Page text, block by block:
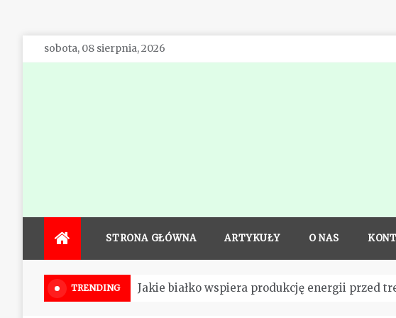
Skip
to
sobota, 08 sierpnia, 2026
STRONA GŁÓWNA ARTYKUŁY O NAS
TRENDING Jakie białko wspiera produkcję energii przed